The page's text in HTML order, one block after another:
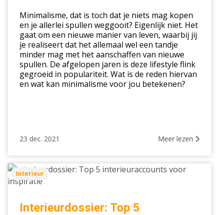
Minimalisme, dat is toch dat je niets mag kopen
en je allerlei spullen weggooit? Eigenlijk niet. Het
gaat om een nieuwe manier van leven, waarbij jij
je realiseert dat het allemaal wel een tandje
minder mag met het aanschaffen van nieuwe
spullen. De afgelopen jaren is deze lifestyle flink
gegroeid in populariteit. Wat is de reden hiervan
en wat kan minimalisme voor jou betekenen?
23 dec. 2021 Meer lezen
Interieurdossier:
Top
interieuraccounts
Interieur
Interieurdossier: Top 5